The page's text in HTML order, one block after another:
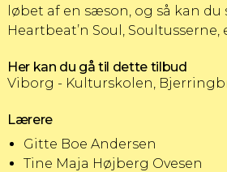
løbet af en sæson, og så kan
Heartbeat’n Soul , Soultusserne,
Her kan du gå til dette tilbud
Viborg - Kulturskolen,
Lærere
Gitte Boe Andersen
Tine Maja Højberg Ovesen